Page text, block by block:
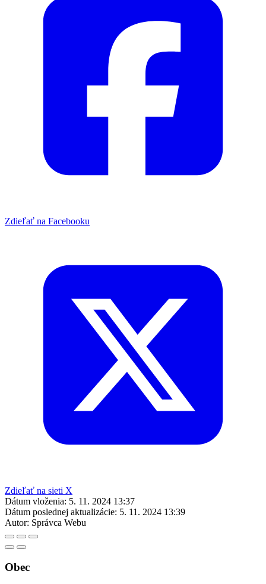
Zdieľať na Facebooku
Zdieľať na sieti X
Dátum vloženia: 5. 11. 2024 13:37
Dátum poslednej aktualizácie: 5. 11. 2024 13:39
Autor: Správca Webu
Obec